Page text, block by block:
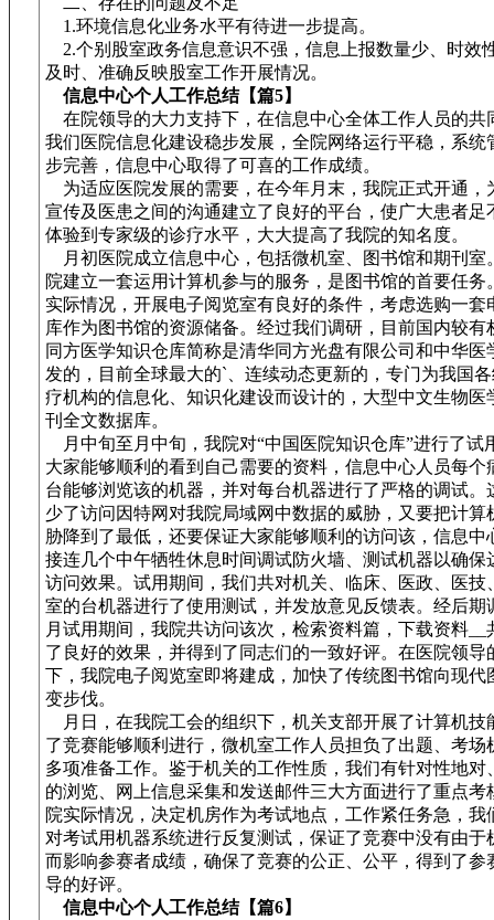
1.环境信息化业务水平有待进一步提高。
2.个别股室政务信息意识不强，信息上报数量少、时效
及时、准确反映股室工作开展情况。
信息中心个人工作总结【篇5】
在院领导的大力支持下，在信息中心全体工作人员的共
我们医院信息化建设稳步发展，全院网络运行平稳，系统
步完善，信息中心取得了可喜的工作成绩。
为适应医院发展的需要，在今年月末，我院正式开通，
宣传及医患之间的沟通建立了良好的平台，使广大患者足
体验到专家级的诊疗水平，大大提高了我院的知名度。
月初医院成立信息中心，包括微机室、图书馆和期刊室
院建立一套运用计算机参与的服务，是图书馆的首要任务
实际情况，开展电子阅览室有良好的条件，考虑选购一套
库作为图书馆的资源储备。经过我们调研，目前国内较有
同方医学知识仓库简称是清华同方光盘有限公司和中华医
发的，目前全球最大的`、连续动态更新的，专门为我国
疗机构的信息化、知识化建设而设计的，大型中文生物医
刊全文数据库。
月中旬至月中旬，我院对“中国医院知识仓库”进行了试
大家能够顺利的看到自己需要的资料，信息中心人员每个
台能够浏览该的机器，并对每台机器进行了严格的调试。
少了访问因特网对我院局域网中数据的威胁，又要把计算
胁降到了最低，还要保证大家能够顺利的访问该，信息中
接连几个中午牺牲休息时间调试防火墙、测试机器以确保
访问效果。试用期间，我们共对机关、临床、医政、医技
室的台机器进行了使用测试，并发放意见反馈表。经后期
月试用期间，我院共访问该次，检索资料篇，下载资料__
了良好的效果，并得到了同志们的一致好评。在医院领导
下，我院电子阅览室即将建成，加快了传统图书馆向现代
变步伐。
月日，在我院工会的组织下，机关支部开展了计算机技
了竞赛能够顺利进行，微机室工作人员担负了出题、考场
多项准备工作。鉴于机关的工作性质，我们有针对性地对
的浏览、网上信息采集和发送邮件三大方面进行了重点考
院实际情况，决定机房作为考试地点，工作紧任务急，我
对考试用机器系统进行反复测试，保证了竞赛中没有由于
而影响参赛者成绩，确保了竞赛的公正、公平，得到了参
导的好评。
信息中心个人工作总结【篇6】